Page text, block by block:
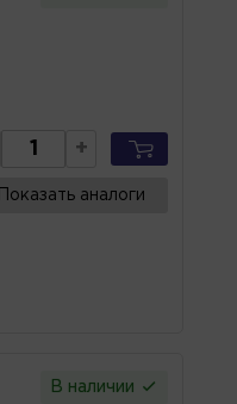
+
Показать аналоги
В наличии